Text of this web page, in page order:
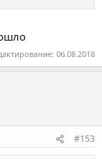
06.08.2018
#153